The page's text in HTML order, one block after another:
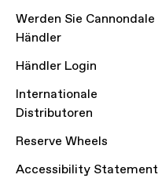
Werden Sie Cannondale
Händler
Händler Login
Internationale
Distributoren
Reserve Wheels
Accessibility Statement